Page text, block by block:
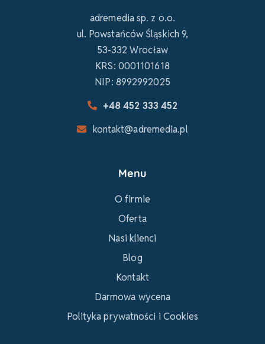
adremedia sp. z o.o.
ul. Powstańców Śląskich 9,
53-332 Wrocław
KRS: 0001101618
NIP: 8992992025
+48 452 333 452
kontakt@adremedia.pl
Menu
O firmie
Oferta
Nasi klienci
Blog
Kontakt
Darmowa wycena
Polityka prywatności i Cookies